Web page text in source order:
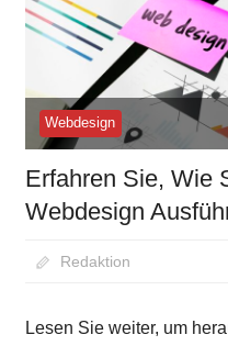
Webdesign
Erfahren Sie, Wie
Webdesign
August 31, 2020
Redaktion
Lesen Sie weiter, um